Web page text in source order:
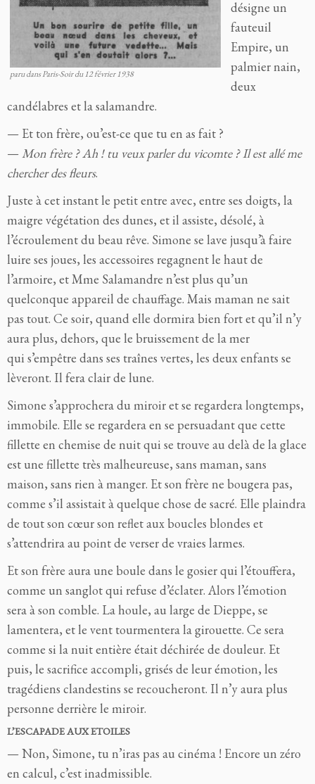
paru dans Paris-Soir du 12 février 1938
désigne un
fauteuil
Empire, un
palmier nain,
deux
candélabres et la salamandre.
— Et ton frère, ou’est-ce que tu en as fait ?
—Mon frère ? Ah ! tu veux parler du vicomte ? Il est allé me
chercher des fleurs.
Juste à cet instant le petit entre avec, entre ses doigts, la
maigre végétation des dunes, et il assiste, désolé, à
l’écroulement du beau rêve. Simone se lave jusqu’à faire
luire ses joues, les accessoires regagnent le haut de
l’armoire, et Mme Salamandre n’est plus qu’un
quelconque appareil de chauffage. Mais maman ne sait
pas tout. Ce soir, quand elle dormira bien fort et qu’il n’y
aura plus, dehors, que le bruissement de la mer
qui s’empêtre dans ses traînes vertes, les deux enfants se
lèveront. Il fera clair de lune.
Simone s’approchera du miroir et se regardera longtemps,
immobile. Elle se regardera en se persuadant que cette
fillette en chemise de nuit qui se trouve au delà de la glace
est une fillette très malheureuse, sans maman, sans
maison, sans rien à manger. Et son frère ne bougera pas,
comme s’il assistait à quelque chose de sacré. Elle plaindra
de tout son cœur son reflet aux boucles blondes et
s’attendrira au point de verser de vraies larmes.
Et son frère aura une boule dans le gosier qui l’étouffera,
comme un sanglot qui refuse d’éclater. Alors l’émotion
sera à son comble. La houle, au large de Dieppe, se
lamentera, et le vent tourmentera la girouette. Ce sera
comme si la nuit entière était déchirée de douleur. Et
puis, le sacrifice accompli, grisés de leur émotion, les
tragédiens clandestins se recoucheront. Il n’y aura plus
personne derrière le miroir.
L’ESCAPADE AUX ETOILES
— Non, Simone, tu n’iras pas au cinéma ! Encore un zéro
en calcul, c’est inadmissible.